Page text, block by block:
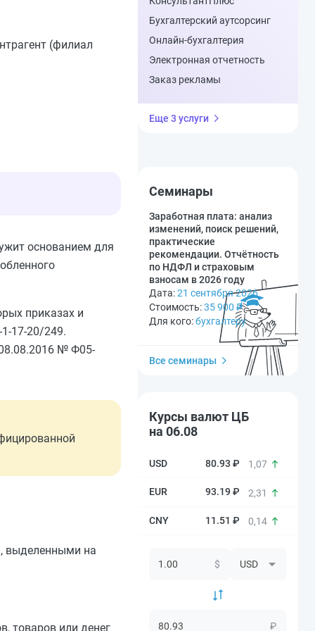
(филиал
основанием для
приказах и
17-20/249.
№ Ф05-
выделенными на
товаров или денег
Бухгалтерский аутсорсинг
Онлайн-бухгалтерия
Электронная отчетность
Заказ рекламы
Еще 3 услуги
Семинары
Заработная плата: анализ
изменений, поиск решений,
практические
рекомендации. Отчётность
по НДФЛ и страховым
взносам в 2026 году
Дата:21 сентября 2026
Стоимость:35 900 ₽
Для кого:бухгалтеру
Все семинары
Курсы валют ЦБ
на 06.08
80.93 ₽ 1,07
93.19 ₽ 2,31
11.51 ₽ 0,14
$
₽